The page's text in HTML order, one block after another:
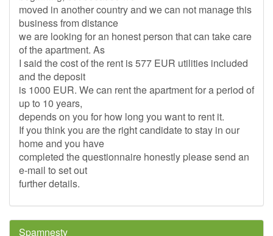
moved in another country and we can not manage this
business from distance
we are looking for an honest person that can take care
of the apartment. As
I said the cost of the rent is 577 EUR utilities included
and the deposit
is 1000 EUR. We can rent the apartment for a period of
up to 10 years,
depends on you for how long you want to rent it.
If you think you are the right candidate to stay in our
home and you have
completed the questionnaire honestly please send an
e-mail to set out
further details.
Spamnesty